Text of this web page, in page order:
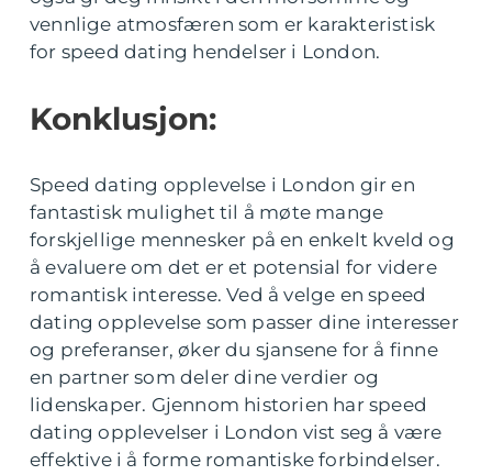
vennlige atmosfæren som er karakteristisk
for speed dating hendelser i London.
Konklusjon:
Speed dating opplevelse i London gir en
fantastisk mulighet til å møte mange
forskjellige mennesker på en enkelt kveld og
å evaluere om det er et potensial for videre
romantisk interesse. Ved å velge en speed
dating opplevelse som passer dine interesser
og preferanser, øker du sjansene for å finne
en partner som deler dine verdier og
lidenskaper. Gjennom historien har speed
dating opplevelser i London vist seg å være
effektive i å forme romantiske forbindelser.